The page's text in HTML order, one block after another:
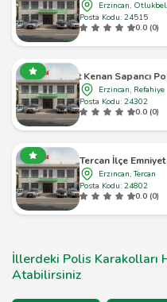
Erzincan, Otlukbeli
Posta Kodu: 24515
0.0 (0)
Şehit Kenan Sapancı Polis
Erzincan, Refahiye
Posta Kodu: 24302
0.0 (0)
Tercan İlçe
Erzincan, Tercan
Posta Kodu: 24802
0.0 (0)
İllerdeki Polis Karakolları
Atabilirsiniz